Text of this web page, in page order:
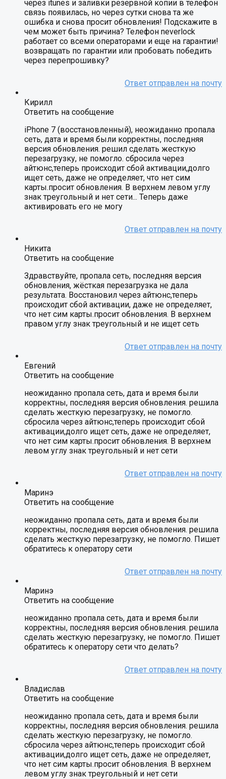
через itunes и заливки резервной копии в телефон
связь появилась, но через сутки снова та же
ошибка и снова просит обновления! Подскажите в
чем может быть причина? Телефон neverlock
работает со всеми операторами и еще на гарантии!
возвращать по гарантии или пробовать победить
через перепрошивку?
Кирилл
Ответить на сообщение
iPhone 7 (восстановленный), неожиданно пропала
сеть, дата и время были корректны, последняя
версия обновления. решил сделать жесткую
перезагрузку, не помогло. сбросила через
айтюнс,теперь происходит сбой активации,долго
ищет сеть, даже не определяет, что нет сим
карты.просит обновления. В верхнем левом углу
знак треугольный и нет сети... Теперь даже
активировать его не могу
Никита
Ответить на сообщение
Здравствуйте, пропала сеть, последняя версия
обновления, жёсткая перезагрузка не дала
результата. Восстановил через айтюнс,теперь
происходит сбой активации, даже не определяет,
что нет сим карты.просит обновления. В верхнем
правом углу знак треугольный и не ищет сеть
Евгений
Ответить на сообщение
неожиданно пропала сеть, дата и время были
корректны, последняя версия обновления. решила
сделать жесткую перезагрузку, не помогло.
сбросила через айтюнс,теперь происходит сбой
активации,долго ищет сеть, даже не определяет,
что нет сим карты.просит обновления. В верхнем
левом углу знак треугольный и нет сети
Маринэ
Ответить на сообщение
неожиданно пропала сеть, дата и время были
корректны, последняя версия обновления. решила
сделать жесткую перезагрузку, не помогло. Пишет
обратитесь к оператору сети
Маринэ
Ответить на сообщение
неожиданно пропала сеть, дата и время были
корректны, последняя версия обновления. решила
сделать жесткую перезагрузку, не помогло. Пишет
обратитесь к оператору сети что делать?
Владислав
Ответить на сообщение
неожиданно пропала сеть, дата и время были
корректны, последняя версия обновления. решила
сделать жесткую перезагрузку, не помогло.
сбросила через айтюнс,теперь происходит сбой
активации,долго ищет сеть, даже не определяет,
что нет сим карты.просит обновления. В верхнем
левом углу знак треугольный и нет сети